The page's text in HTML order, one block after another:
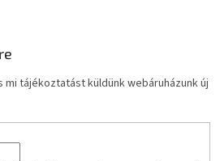
mi tájékoztatást küldünk webáruházunk új